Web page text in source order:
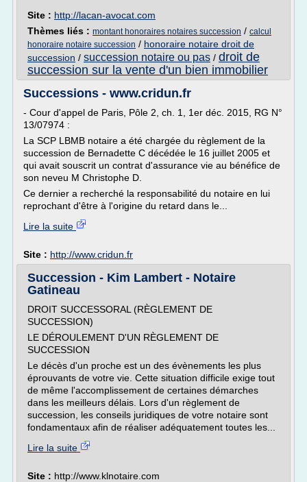
Site : http://lacan-avocat.com
Thèmes liés : montant honoraires notaires succession / calcul
honoraire notaire succession / honoraire notaire droit de
succession / succession notaire ou pas / droit de
succession sur la vente d'un bien immobilier
Successions - www.cridun.fr
- Cour d'appel de Paris, Pôle 2, ch. 1, 1er déc. 2015, RG N°
13/07974 :
La SCP LBMB notaire a été chargée du règlement de la
succession de Bernadette C décédée le 16 juillet 2005 et
qui avait souscrit un contrat d'assurance vie au bénéfice de
son neveu M Christophe D.
Ce dernier a recherché la responsabilité du notaire en lui
reprochant d'être à l'origine du retard dans le...
Lire la suite
Site : http://www.cridun.fr
Succession - Kim Lambert - Notaire
Gatineau
DROIT SUCCESSORAL (RÈGLEMENT DE
SUCCESSION)
LE DÉROULEMENT D'UN RÈGLEMENT DE
SUCCESSION
Le décès d'un proche est un des évènements les plus
éprouvants de votre vie. Cette situation difficile exige tout
de même l'accomplissement de certaines démarches
dans les meilleurs délais. Lors d'un règlement de
succession, les conseils juridiques de votre notaire sont
fondamentaux afin de réaliser adéquatement toutes les...
Lire la suite
Site : http://www.klnotaire.com